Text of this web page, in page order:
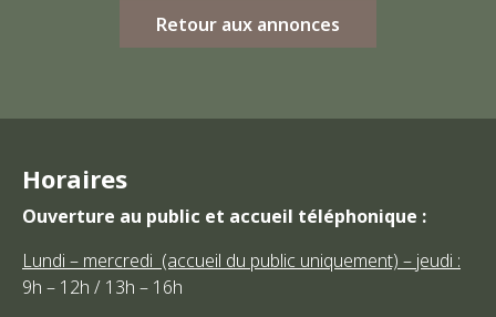
Retour aux annonces
Horaires
Ouverture au public et accueil téléphonique :
Lundi – mercredi (accueil du public uniquement) – jeudi :
9h – 12h / 13h – 16h